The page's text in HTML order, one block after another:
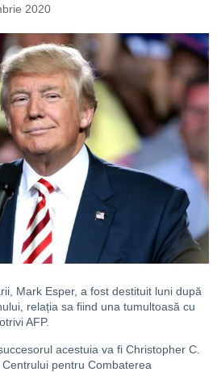
2020
Mark Esper, a fost destituit luni după
relația sa fiind una tumultoasă cu
AFP.
acestuia va fi Christopher C.
pentru Combaterea